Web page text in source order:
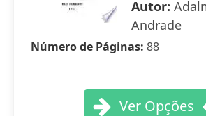
Autor:
Andrade
Número de Páginas: 88
Ver Opções